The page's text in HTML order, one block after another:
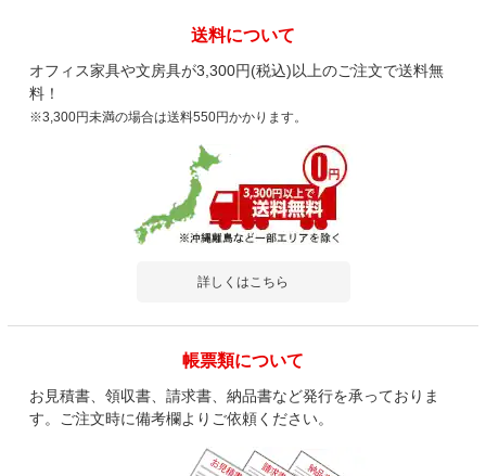
送料について
オフィス家具や文房具が3,300円(税込)以上のご注文で送料無
料！
※3,300円未満の場合は送料550円かかります。
詳しくはこちら
帳票類について
お見積書、領収書、請求書、納品書など発行を承っておりま
す。ご注文時に備考欄よりご依頼ください。